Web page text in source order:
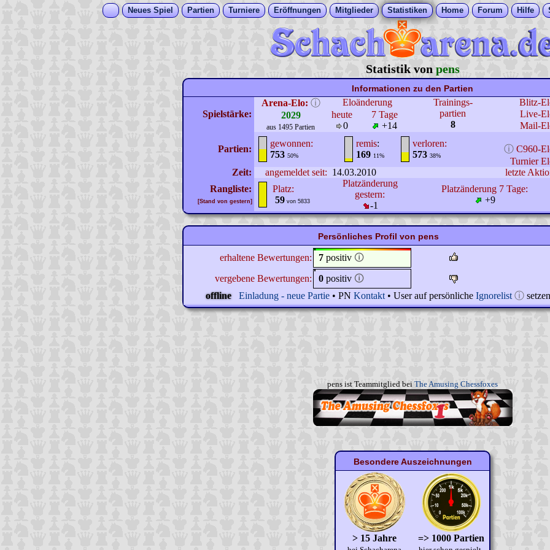
Neues Spiel Partien Turniere Eröffnungen Mitglieder Statistiken Home Forum Hilfe
Statistik von pens
Informationen zu den Partien
Spielstärke:
Arena-Elo: ⓘ
2029
aus 1495 Partien
Eloänderung
Trainings-
partien
8
Blitz-
heute
0
7 Tage
+14
Live-
Mail-
Partien:
gewonnen:
753 50%
remis:
169 11%
verloren:
573 38%
ⓘ C960-
Turnier
Zeit:
angemeldet seit: 14.03.2010
letzte
Rangliste:
[Stand von gestern]
Platz:
59 von 5833
Platzänderung
gestern:
-1
Platzänderung 7 Tage:
+9
Persönliches Profil von pens
erhaltene Bewertungen: 7 positiv 🛈
vergebene Bewertungen:
0 positiv 🛈
offline
Einladung - neue Partie • PN Kontakt • User auf persönliche Ignorelist ⓘ setzen
pens ist Teammitglied bei The Amusing Chessfoxes
Besondere Auszeichnungen
> 15 Jahre => 1000 Partien